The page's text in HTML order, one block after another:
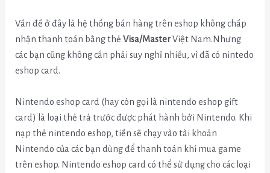
Vấn đề ở đây là hệ thống bán hàng trên eshop không chấp
nhận thanh toán bằng thẻVisa/MasterViệt Nam.Nhưng
các bạn cũng không cần phải suy nghĩ nhiều, vì đã có nintedo
eshop card.
Nintendo eshop card (hay còn gọi là nintendo eshop gift
card) là loại thẻ trả trước được phát hành bởi Nintendo. Khi
nạp thẻ nintendo eshop, tiền sẽ chạy vào tài khoản
Nintendo của các bạn dùng để thanh toán khi mua game
trên eshop. Nintendo eshop card có thể sử dụng cho các loại